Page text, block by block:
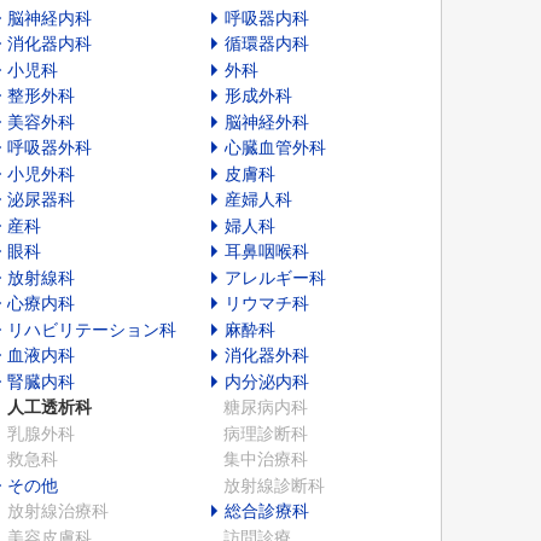
脳神経内科
呼吸器内科
消化器内科
循環器内科
小児科
外科
整形外科
形成外科
美容外科
脳神経外科
呼吸器外科
心臓血管外科
小児外科
皮膚科
泌尿器科
産婦人科
産科
婦人科
眼科
耳鼻咽喉科
放射線科
アレルギー科
心療内科
リウマチ科
リハビリテーション科
麻酔科
血液内科
消化器外科
腎臓内科
内分泌内科
人工透析科
糖尿病内科
乳腺外科
病理診断科
救急科
集中治療科
その他
放射線診断科
放射線治療科
総合診療科
美容皮膚科
訪問診療